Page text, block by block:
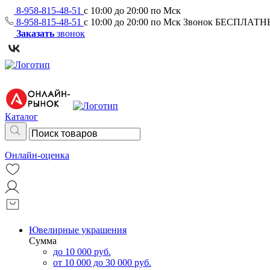
8-958-815-48-51 с 10:00 до 20:00 по Мск
8-958-815-48-51 с 10:00 до 20:00 по Мск Звонок
Заказать звонок
Каталог
Онлайн-оценка
Ювелирные украшения
Сумма
до 10 000 руб.
от 10 000 до 30 000 руб.